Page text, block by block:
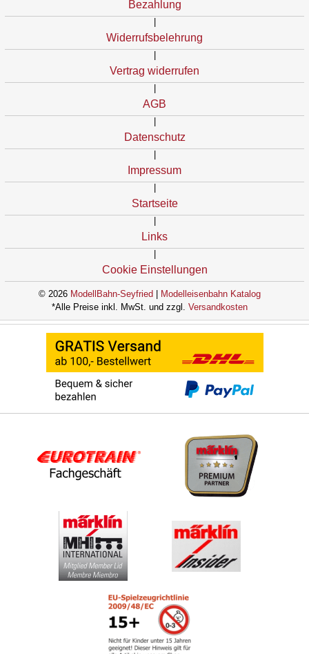
Bezahlung
Widerrufsbelehrung
Vertrag widerrufen
AGB
Datenschutz
Impressum
Startseite
Links
Cookie Einstellungen
© 2026 ModellBahn-Seyfried
Modelleisenbahn Katalog
*Alle Preise inkl. MwSt. und zzgl. Versandkosten